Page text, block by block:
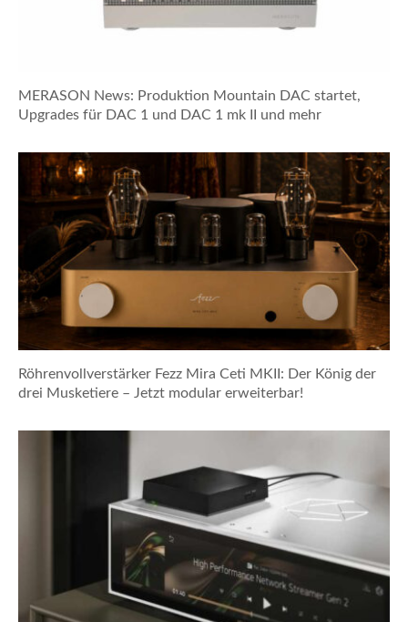
MERASON News: Produktion Mountain DAC startet,
Upgrades für DAC 1 und DAC 1 mk II und mehr
Röhrenvollverstärker Fezz Mira Ceti MKII: Der König der
drei Musketiere – Jetzt modular erweiterbar!